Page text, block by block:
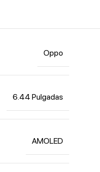
Oppo
6.44 Pulgadas
AMOLED